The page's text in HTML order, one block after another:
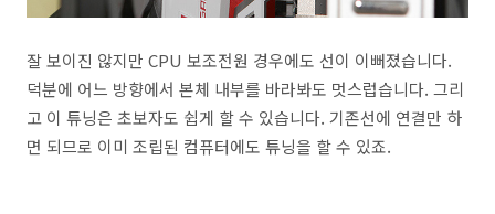
잘 보이진 않지만 CPU 보조전원 경우에도 선이 이뻐졌습니다.
덕분에 어느 방향에서 본체 내부를 바라봐도 멋스럽습니다. 그리
고 이 튜닝은 초보자도 쉽게 할 수 있습니다. 기존선에 연결만 하
면 되므로 이미 조립된 컴퓨터에도 튜닝을 할 수 있죠.